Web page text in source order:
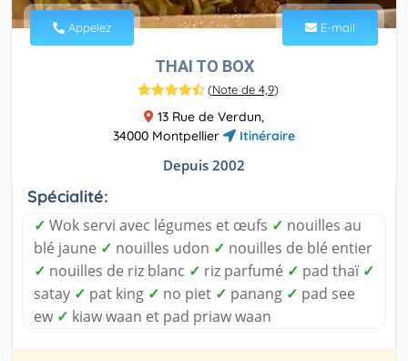
Appelez E-mail
THAI TO BOX
(Note de 4,9)
13 Rue de Verdun,
34000 Montpellier
Itinéraire
Depuis 2002
Spécialité:
✓ Wok servi avec légumes et œufs ✓ nouilles au
blé jaune ✓ nouilles udon ✓ nouilles de blé entier
✓ nouilles de riz blanc ✓ riz parfumé ✓ pad thaï ✓
satay ✓ pat king ✓ no piet ✓ panang ✓ pad see
ew ✓ kiaw waan et pad priaw waan